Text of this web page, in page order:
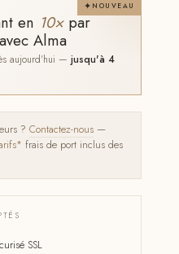
NOUVEAU
en 10×par
Alma
aujourd'hui —jusqu'à 4
?Contactez-nous —
frais de port inclus des
SSL